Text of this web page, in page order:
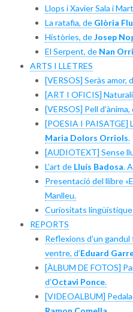
Llops i Xavier Sala i
La ratafia, de Glòria
Històries, deJosep
El Serpent, de Nan
ARTS I LLETRES
[VERSOS] Seràs amor,
[ART I OFICIS]
[VERSOS] Pell d’ànima,
[POESIA I PAISATGE]
Maria Dolors Orriols.
[AUDIOTEXT] Sense
L’art de Lluís Badosa.
Presentació del llibre
Manlleu.
Curiositats
REPORTS
Reflexions d’un
ventre, d’Eduard
[ÀLBUM DE FOTOS]
d’Octavi Ponce.
[VIDEOALBUM]